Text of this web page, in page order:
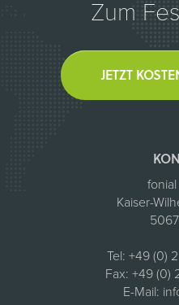
Zum
JETZT
Kaiser-
Tel: +49 (0)
Fax: +49 (0)
E-Mail: